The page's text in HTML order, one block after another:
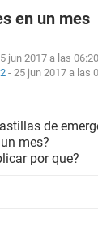
en un mes
jun 2017 a las 06:20
- 25 jun 2017 a las
de
mes?
por que?